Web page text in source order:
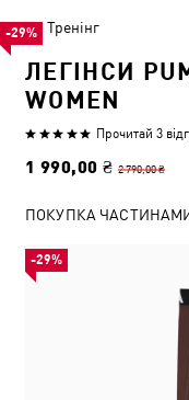
Тренінг
ЛЕГІНСИ
WOMEN
Прочитай 3
1 990,00 ₴ 2 790,00 ₴
-29%
ПОКУПКА
-29%